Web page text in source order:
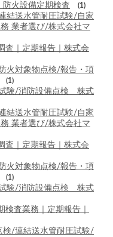
火設備定期検査 (1)
結送水管耐圧試験/自家
業者選び/株式会社マ
査｜定期報告｜株式会
火対象物点検/報告・項
(1)
験/消防設備点検 株式
結送水管耐圧試験/自家
業者選び/株式会社マ
査｜定期報告｜株式会
火対象物点検/報告・項
(1)
験/消防設備点検 株式
査業務｜定期報告｜
/連結送水管耐圧試験/